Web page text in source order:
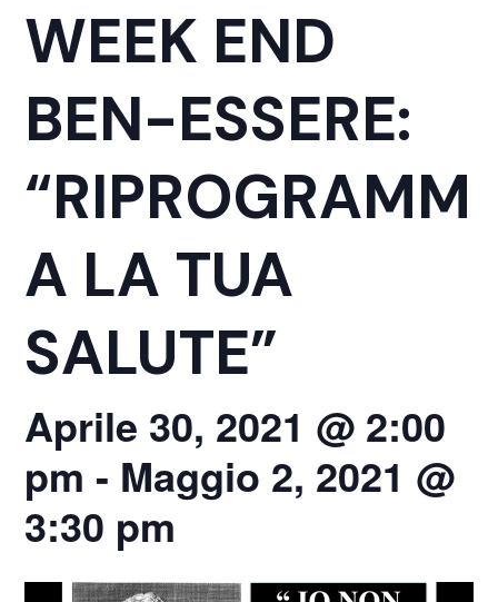
WEEK END
BEN-ESSERE:
“RIPROGRAMM
A LA TUA
SALUTE”
Aprile 30, 2021 @ 2:00
pm - Maggio 2, 2021 @
3:30 pm